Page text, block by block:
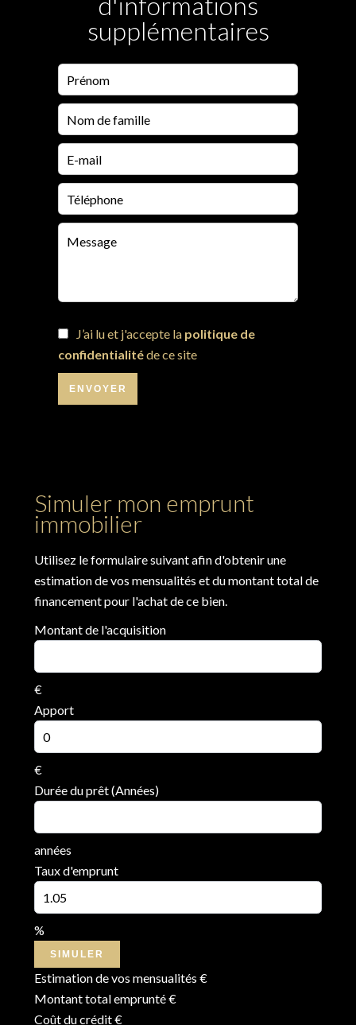
supplémentaires
J’ai lu et j'accepte la politique de
confidentialitéde ce site
ENVOYER
Simuler mon emprunt
immobilier
Utilisez le formulaire suivant afin d'obtenir une
estimation de vos mensualités et du montant total de
financement pour l'achat de ce bien.
Montant de l'acquisition
€
Apport
€
Durée du prêt (Années)
années
Taux d'emprunt
%
SIMULER
Estimation de vos mensualités €
Montant total emprunté€
Coût du crédit€